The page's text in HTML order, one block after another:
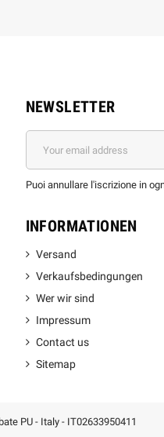
NEWSLETTER
Puoi annullare l'iscrizione in
INFORMATIONEN
Versand
Verkaufsbedingungen
Wer wir sind
Impressum
Contact us
Sitemap
PU - Italy - IT02633950411